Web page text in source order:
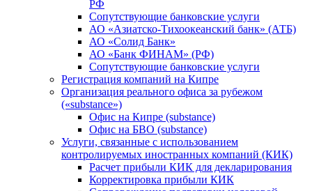
РФ
Сопутствующие банковские услуги
АО «Азиатско-Тихоокеанский банк» (АТБ)
АО «Солид Банк»
АО «Банк ФИНАМ» (РФ)
Сопутствующие банковские услуги
Регистрация компаний на Кипре
Организация реального офиса за рубежом
(«substance»)
Офис на Кипре (substance)
Офис на БВО (substance)
Услуги, связанные с использованием
контролируемых иностранных компаний (КИК)
Расчет прибыли КИК для декларирования
Корректировка прибыли КИК